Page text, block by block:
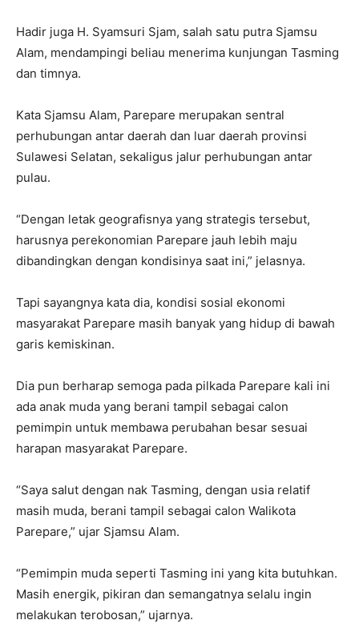
Hadir juga H. Syamsuri Sjam, salah satu putra Sjamsu
Alam, mendampingi beliau menerima kunjungan Tasming
dan timnya.
Kata Sjamsu Alam, Parepare merupakan sentral
perhubungan antar daerah dan luar daerah provinsi
Sulawesi Selatan, sekaligus jalur perhubungan antar
pulau.
“Dengan letak geografisnya yang strategis tersebut,
harusnya perekonomian Parepare jauh lebih maju
dibandingkan dengan kondisinya saat ini,” jelasnya.
Tapi sayangnya kata dia, kondisi sosial ekonomi
masyarakat Parepare masih banyak yang hidup di bawah
garis kemiskinan.
Dia pun berharap semoga pada pilkada Parepare kali ini
ada anak muda yang berani tampil sebagai calon
pemimpin untuk membawa perubahan besar sesuai
harapan masyarakat Parepare.
“Saya salut dengan nak Tasming, dengan usia relatif
masih muda, berani tampil sebagai calon Walikota
Parepare,” ujar Sjamsu Alam.
“Pemimpin muda seperti Tasming ini yang kita butuhkan.
Masih energik, pikiran dan semangatnya selalu ingin
melakukan terobosan,” ujarnya.